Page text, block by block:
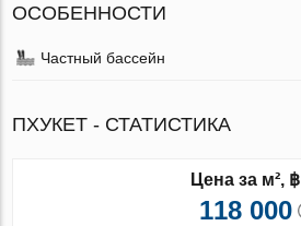
ОСОБЕННОСТИ
Частный бассейн
ПХУКЕТ - СТАТИСТИКА
Цена за м², ฿
118 000